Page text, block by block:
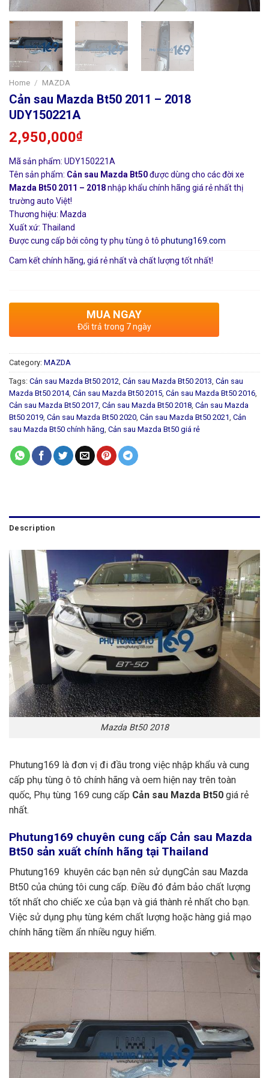
Home / MAZDA
Cản sau Mazda Bt50 2011 – 2018
UDY150221A
2,950,000₫
Mã sản phẩm: UDY150221A
Tên sản phẩm: Cản sau Mazda Bt50được dùng cho các đời xe
Mazda Bt50 2011 – 2018nhập khẩu chính hãng giá rẻ nhất thị
trường auto Việt!
Thương hiệu: Mazda
Xuất xứ: Thailand
Được cung cấp bởi công ty phụ tùng ô tô phutung169.com
Cam kết chính hãng, giá rẻ nhất và chất lượng tốt nhất!
MUA NGAY
Đổi trả trong 7 ngày
Category: MAZDA
Tags: Cản sau Mazda Bt50 2012 Cản sau Mazda Bt50 2013 Cản sau
Mazda Bt50 2014, Cản sau Mazda Bt50 2015 Cản sau Mazda Bt50 2016
Cản sau Mazda Bt50 2017 Cản sau Mazda Bt50 2018 Cản sau Mazda
Bt50 2019 Cản sau Mazda Bt50 2020 Cản sau Mazda Bt50 2021 Cản
sau Mazda Bt50 chính hãng Cản sau Mazda Bt50 giá rẻ
Description
Mazda Bt50 2018
Phutung169 là đơn vị đi đầu trong việc nhập khẩu và cung
cấp phụ tùng ô tô chính hãng và oem hiện nay trên toàn
quốc, Phụ tùng 169 cung cấp Cản sau Mazda Bt50 giá rẻ
nhất.
Phutung169 chuyên cung cấp Cản sau Mazda
Bt50 sản xuất chính hãng tại Thailand
Phutung169 khuyên các bạn nên sử dụngCản sau Mazda
Bt50 của chúng tôi cung cấp. Điều đó đảm bảo chất lượng
tốt nhất cho chiếc xe của bạn và giá thành rẻ nhất cho bạn.
Việc sử dụng phụ tùng kém chất lượng hoặc hàng giả mạo
chính hãng tiềm ẩn nhiều nguy hiểm.